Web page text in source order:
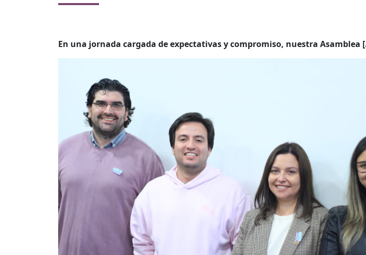
En una jornada cargada de expectativas y compromiso, nuestra Asamblea